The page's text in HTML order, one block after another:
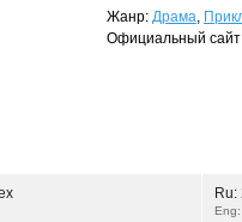
Жанр: Драма,
Официальный
Ru: